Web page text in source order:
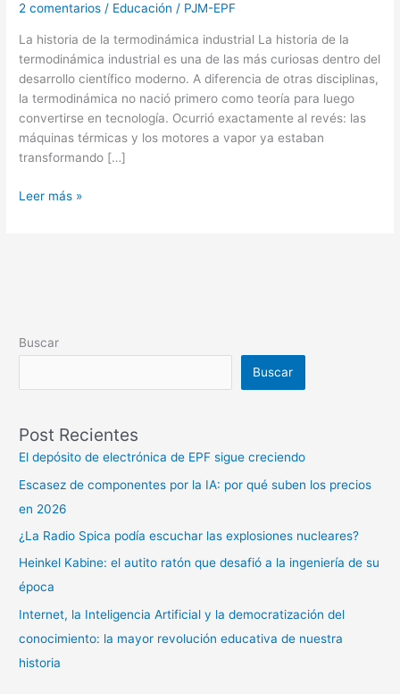
2 comentarios / Educación / PJM-EPF
La historia de la termodinámica industrial La historia de la
termodinámica industrial es una de las más curiosas dentro del
desarrollo científico moderno. A diferencia de otras disciplinas,
la termodinámica no nació primero como teoría para luego
convertirse en tecnología. Ocurrió exactamente al revés: las
máquinas térmicas y los motores a vapor ya estaban
transformando […]
Leer más »
Buscar
Buscar
Post Recientes
El depósito de electrónica de EPF sigue creciendo
Escasez de componentes por la IA: por qué suben los precios
en 2026
¿La Radio Spica podía escuchar las explosiones nucleares?
Heinkel Kabine: el autito ratón que desafió a la ingeniería de su
época
Internet, la Inteligencia Artificial y la democratización del
conocimiento: la mayor revolución educativa de nuestra
historia